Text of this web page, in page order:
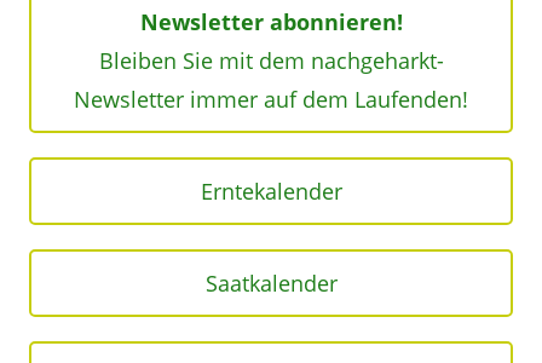
Newsletter abonnieren!
Bleiben Sie mit dem nachgeharkt-
Newsletter immer auf dem Laufenden!
Erntekalender
Saatkalender